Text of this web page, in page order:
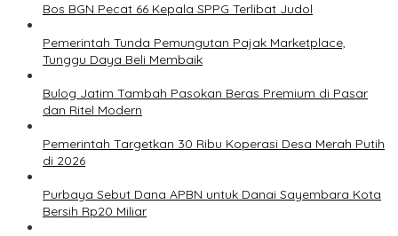
Bos BGN Pecat 66 Kepala SPPG Terlibat Judol
Pemerintah Tunda Pemungutan Pajak Marketplace,
Tunggu Daya Beli Membaik
Bulog Jatim Tambah Pasokan Beras Premium di Pasar
dan Ritel Modern
Pemerintah Targetkan 30 Ribu Koperasi Desa Merah Putih
di 2026
Purbaya Sebut Dana APBN untuk Danai Sayembara Kota
Bersih Rp20 Miliar